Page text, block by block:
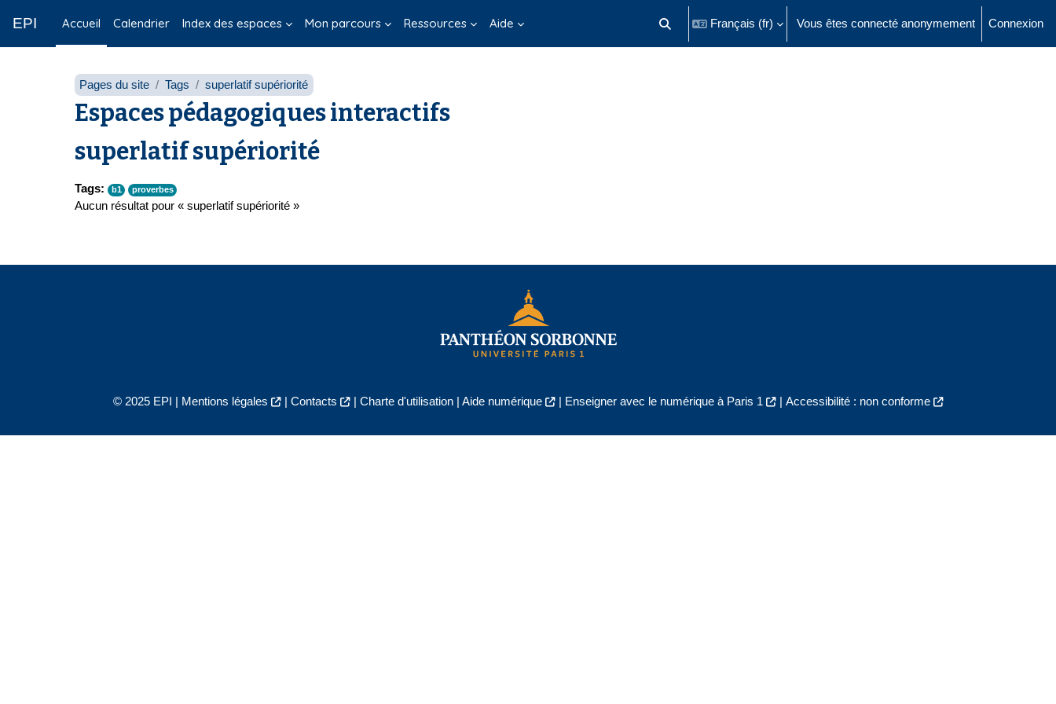
EPI Accueil Calendrier Index des espaces Mon parcours Ressources Aide Activer/désactiver la saisie de recherche
Français ‎(fr)‎ Vous êtes connecté anonymement Connexion
Pages du site Tags superlatif supériorité
Espaces pédagogiques interactifs
superlatif supériorité
Tags: b1 proverbes
Aucun résultat pour « superlatif supériorité »
© 2025 EPI | Mentions légales | Contacts | Charte d'utilisation| Aide numérique | Enseigner avec le numérique à Paris 1 | Accessibilité : non conforme